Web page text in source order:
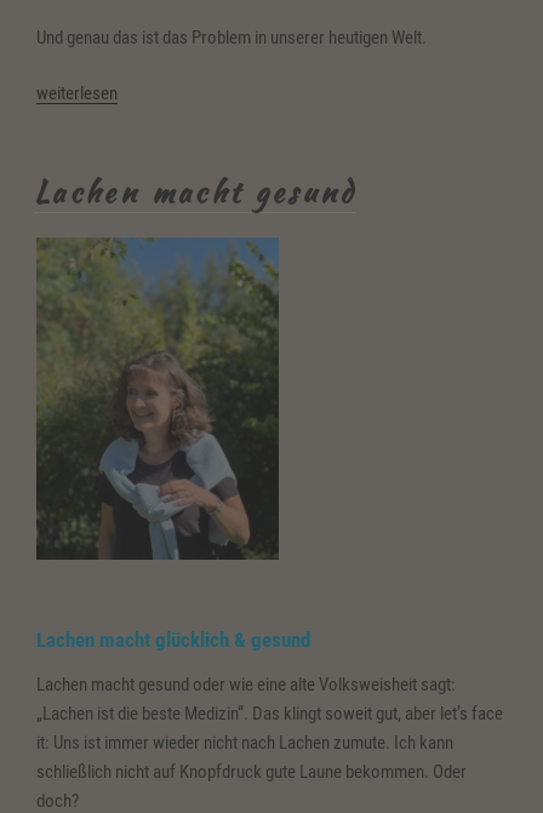
Und genau das ist das Problem in unserer heutigen Welt.
„Keine
Dopamin
damit
zu
weiterlesen
Lachen macht gesund
Lachen macht glücklich & gesund
Lachen macht gesund oder wie eine alte Volksweisheit sagt:
„Lachen ist die beste Medizin“. Das klingt soweit gut, aber let’s face
it: Uns ist immer wieder nicht nach Lachen zumute. Ich kann
schließlich nicht auf Knopfdruck gute Laune bekommen. Oder
doch?